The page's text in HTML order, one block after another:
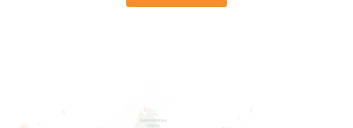
baik dan lebih cepat kepada pemangku
para pemangku kepentingan dana ZISKA untuk